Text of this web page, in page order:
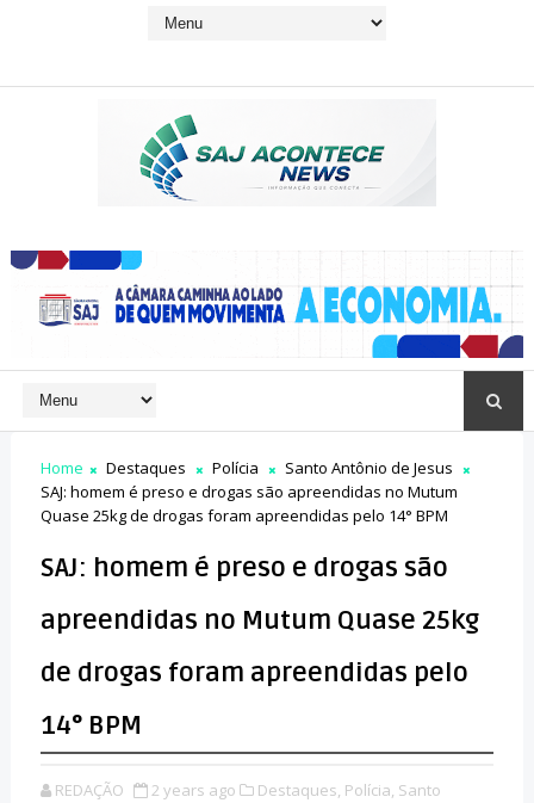
Home Destaques Polícia
Santo Antônio de Jesus
SAJ: homem é preso e drogas são apreendidas no Mutum
Quase 25kg de drogas foram apreendidas pelo 14° BPM
SAJ: homem é preso e drogas são
apreendidas no Mutum Quase 25kg
de drogas foram apreendidas pelo
14° BPM
REDAÇÃO 2 years ago Destaques, Polícia, Santo